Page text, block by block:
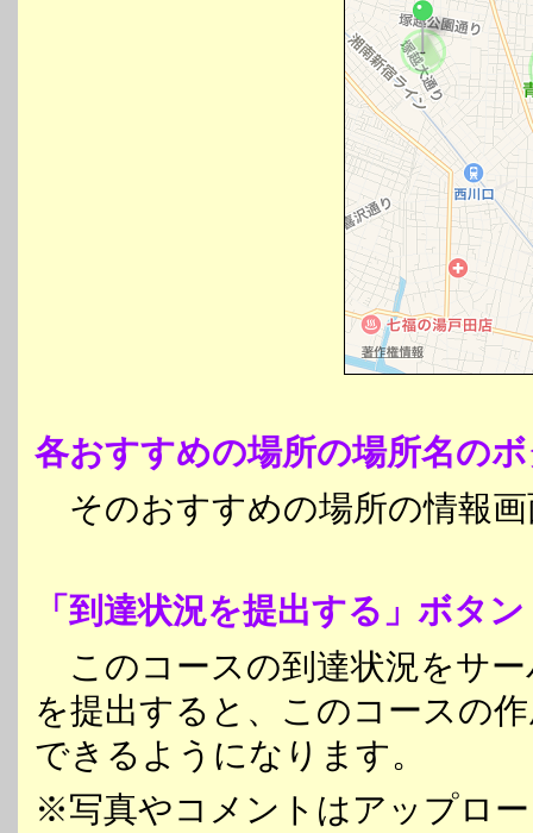
各おすすめの場所の場所名の
そのおすすめの場所の情報
「到達状況を提出する」ボタン
このコースの到達状況をサ
を提出すると、このコースの
できるようになります。
※写真やコメントはアップロ